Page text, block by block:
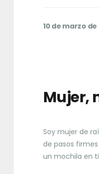
10 de marzo de
Mujer,
Soy mujer de
de pasos
un mochila en